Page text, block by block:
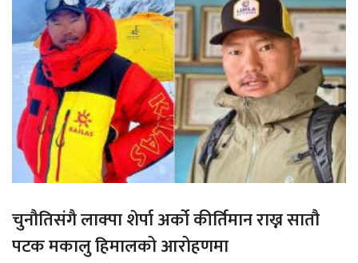
चुनौतिसंगै लाक्पा शेर्पा अर्को कीर्तिमान राख्न सातौ
पटक मकालु हिमालको आरोहणमा